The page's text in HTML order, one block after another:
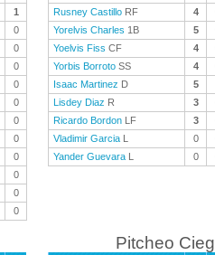
1
0
0
0
0
0
0
0
0
0
0
0
Rusney Castillo RF 4
Yorelvis Charles 1B 5
Yoelvis Fiss CF 4
Yorbis Borroto SS 4
Isaac Martinez D 5
Lisdey Diaz R 3
Ricardo Bordon LF 3
Vladimir Garcia L 0
Yander Guevara L 0
Pitcheo